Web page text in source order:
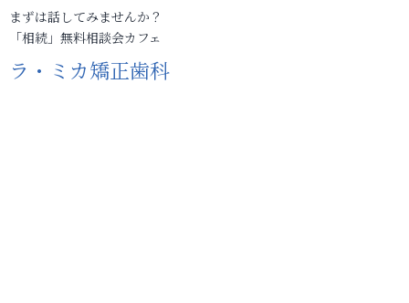
まずは話してみませんか？
「相続」無料相談会カフェ
ラ・ミカ矯正歯科